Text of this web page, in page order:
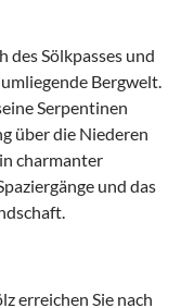
des Sölkpasses und
Bergwelt.
Serpentinen
über die Niederen
charmanter
und das
erreichen Sie nach